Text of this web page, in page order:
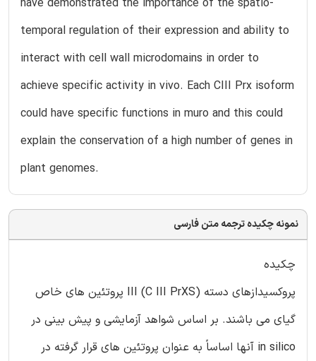
temporal regulation of their expression and ability to
interact with cell wall microdomains in order to
achieve specific activity in vivo. Each CIII Prx isoform
could have specific functions in muro and this could
explain the conservation of a high number of genes in
plant genomes.
نمونه چکیده ترجمه متن فارسی
چکیده
پروکسیدازهای دسته III (C III PrXS) پروتئین های خاص
گیای می باشند. بر اساس شواهد آزمایشی و پیش بینی در
in silico آنها اساساً به عنوان پروتئین های قرار گرفته در